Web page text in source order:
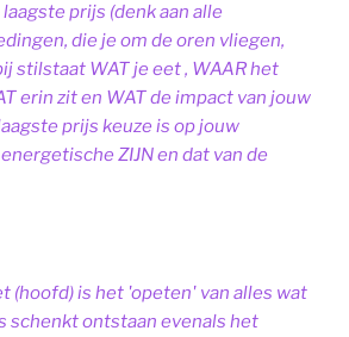
prijs (denk aan alle
die je om de oren vliegen,
stilstaat WAT je eet , WAAR het
erin zit en WAT de impact van jouw
prijs keuze is op jouw
ZIJN en dat van de
(hoofd) is het 'opeten' van alles wat
schenkt ontstaan evenals het